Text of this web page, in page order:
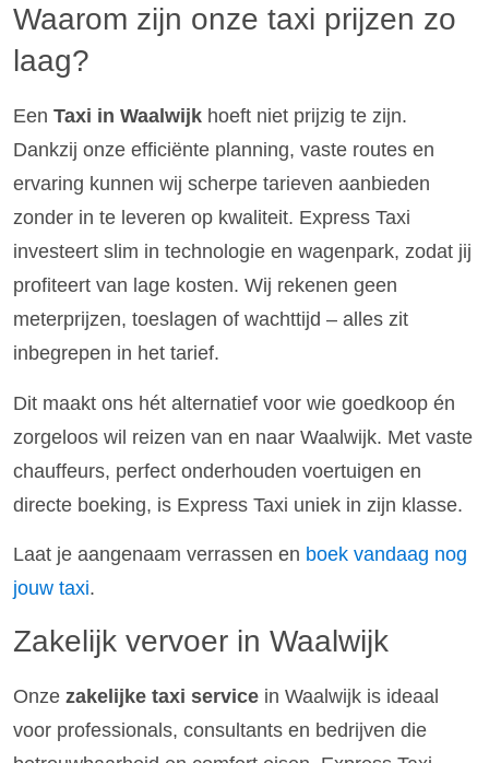
Waarom zijn onze taxi prijzen zo
laag?
Een Taxi in Waalwijk hoeft niet prijzig te zijn.
Dankzij onze efficiënte planning, vaste routes en
ervaring kunnen wij scherpe tarieven aanbieden
zonder in te leveren op kwaliteit. Express Taxi
investeert slim in technologie en wagenpark, zodat jij
profiteert van lage kosten. Wij rekenen geen
meterprijzen, toeslagen of wachttijd – alles zit
inbegrepen in het tarief.
Dit maakt ons hét alternatief voor wie goedkoop én
zorgeloos wil reizen van en naar Waalwijk. Met vaste
chauffeurs, perfect onderhouden voertuigen en
directe boeking, is Express Taxi uniek in zijn klasse.
Laat je aangenaam verrassen en boek vandaag nog
jouw taxi.
Zakelijk vervoer in Waalwijk
Onze zakelijke taxi service in Waalwijk is ideaal
voor professionals, consultants en bedrijven die